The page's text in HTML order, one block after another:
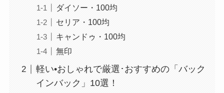
ダイソー・100均
セリア・100均
キャンドゥ・100均
無印
軽い•おしゃれで厳選･おすすめの「バック
インバック」10選！